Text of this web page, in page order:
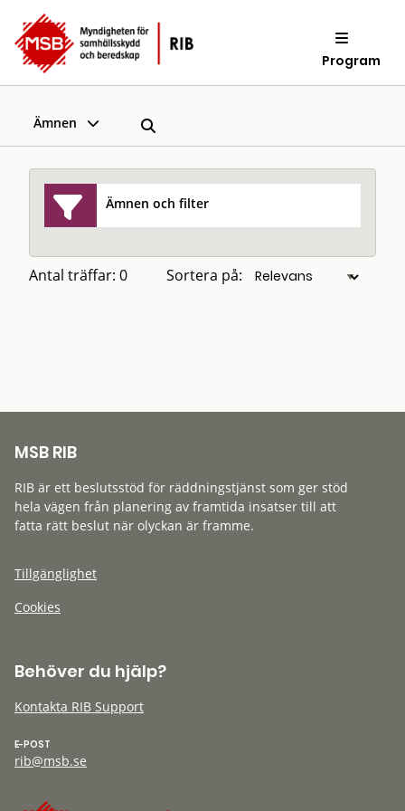
Program
Ämnen
Ämnen och filter
Antal träffar: 0 Sortera på:
MSB RIB
RIB är ett beslutsstöd för räddningstjänst som ger stöd
hela vägen från planering av framtida insatser till att
fatta rätt beslut när olyckan är framme.
Tillgänglighet
Cookies
Behöver du hjälp?
Kontakta RIB Support
E-POST
rib@msb.se